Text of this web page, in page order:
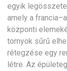
egyik
amely a
központi
tornyok sűrű
rétegzése egy
létre. Az